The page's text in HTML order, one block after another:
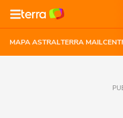
MAPA ASTRALTERRA MAIL